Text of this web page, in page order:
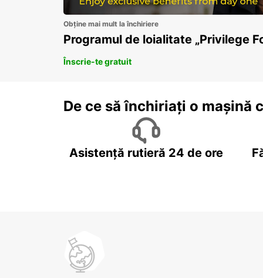
Obține mai mult la închiriere
Programul de loialitate „Privilege
Înscrie-te gratuit
De ce să închiriați o mașină
Asistență rutieră 24 de ore